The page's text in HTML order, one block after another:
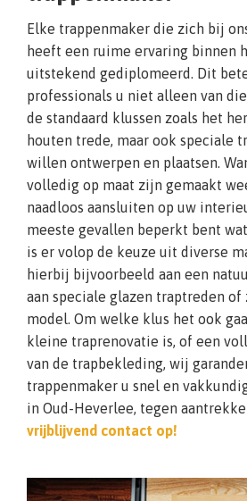
Elke trappenmaker die zich bij
heeft een ruime ervaring binnen
uitstekend gediplomeerd. Dit
professionals u niet alleen van
de standaard klussen zoals het
houten trede, maar ook speciale
willen ontwerpen en plaatsen.
volledig op maat zijn gemaakt
naadloos aansluiten op uw
meeste gevallen beperkt bent
is er volop de keuze uit diverse
hierbij bijvoorbeeld aan een
aan speciale glazen traptreden of
model. Om welke klus het ook
kleine traprenovatie is, of een
van de trapbekleding, wij
trappenmaker u snel en
in Oud-Heverlee, tegen
vrijblijvend contact op!